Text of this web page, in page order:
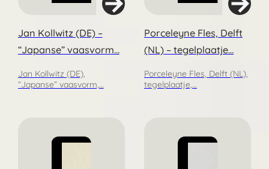
Jan Kollwitz (DE) –
“Japanse” vaasvorm…
Jan Kollwitz (DE),
“Japanse” vaasvorm,…
Porceleyne Fles, Delft
(NL) – tegelplaatje…
Porceleyne Fles, Delft (NL),
tegelplaatje,…